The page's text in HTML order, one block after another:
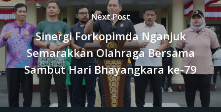
Next Post
Sinergi Forkopimda Nganjuk
Semarakkan Olahraga Bersama
Sambut Hari Bhayangkara ke-79